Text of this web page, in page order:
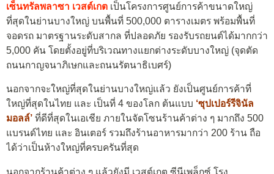
เซ็นทรัลพลาซา เวสต์เกต เป็นโครงการศูนย์การค้าขนาดใหญ่
ที่สุดในย่านบางใหญ่ บนพื้นที่ 500,000 ตารางเมตร พร้อมพื้นที่
จอดรถ มาตรฐานระดับสากล ที่ปลอดภัย รองรับรถยนต์ได้มากกว่า
5,000 คัน โดยตั้งอยู่ที่บริเวณทางแยกต่างระดับบางใหญ่ (จุดตัด
ถนนกาญจนาภิเษกและถนนรัตนาธิเบศร์)
นอกจากจะใหญ่ที่สุดในย่านบางใหญ่แล้ว ยังเป็นศูนย์การค้าที่
ใหญ่ที่สุดในไทย และ เป็นที่ 4 ของโลก ต้นแบบ ‘ซุปเปอร์รีจินัล
มอลล์’ ที่ดีที่สุดในเอเชีย ภายในจัดโซนร้านค้าต่าง ๆ มากถึง 500
แบรนด์ไทย และ อินเตอร์ รวมถึงร้านอาหารมากว่า 200 ร้าน ถือ
ได้ว่าเป็นห้างใหญ่ที่ครบครันที่สุด
นอกจากร้านค้าต่าง ๆ แล้วยังมี เวสต์เกต ซีนีเพล็กซ์ โรง